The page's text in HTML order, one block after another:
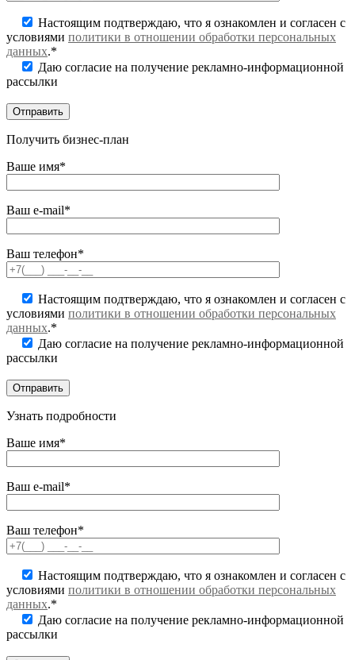
Настоящим подтверждаю, что я ознакомлен и согласен с
условиями политики в отношении обработки персональных
данных.*
Даю согласие на получение рекламно-информационной
рассылки
Получить бизнес-план
Ваше имя*
Ваш e-mail*
Ваш телефон*
Настоящим подтверждаю, что я ознакомлен и согласен с
условиями политики в отношении обработки персональных
данных.*
Даю согласие на получение рекламно-информационной
рассылки
Узнать подробности
Ваше имя*
Ваш e-mail*
Ваш телефон*
Настоящим подтверждаю, что я ознакомлен и согласен с
условиями политики в отношении обработки персональных
данных.*
Даю согласие на получение рекламно-информационной
рассылки